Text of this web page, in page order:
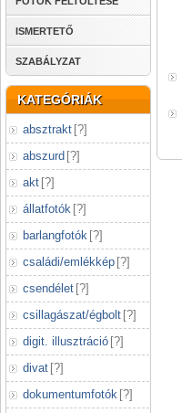
ISMERTETŐ
SZABÁLYZAT
KATEGÓRIÁK
absztrakt [?]
abszurd [?]
akt [?]
állatfotók [?]
barlangfotók [?]
családi/emlékkép [?]
csendélet [?]
csillagászat/égbolt [?]
digit. illusztráció [?]
divat [?]
dokumentumfotók [?]